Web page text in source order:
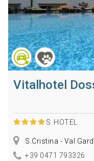
Vitalhotel
S HOTEL
S.Cristina - Val
+39 0471 793326